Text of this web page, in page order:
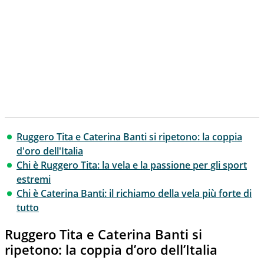
Ruggero Tita e Caterina Banti si ripetono: la coppia
d'oro dell'Italia
Chi è Ruggero Tita: la vela e la passione per gli sport
estremi
Chi è Caterina Banti: il richiamo della vela più forte di
tutto
Ruggero Tita e Caterina Banti si
ripetono: la coppia d’oro dell’Italia